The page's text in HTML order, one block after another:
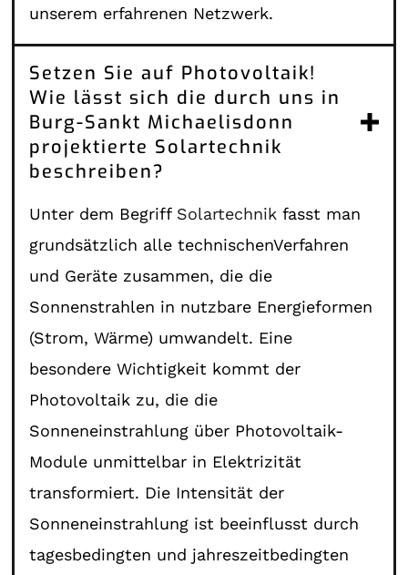
unserem erfahrenen Netzwerk.
Setzen Sie auf Photovoltaik!
Wie lässt sich die durch uns in
Burg-Sankt Michaelisdonn
projektierte Solartechnik
beschreiben?
Unter dem Begriff Solartechnik fasst man
grundsätzlich alle technischenVerfahren
und Geräte zusammen, die die
Sonnenstrahlen in nutzbare Energieformen
(Strom, Wärme) umwandelt. Eine
besondere Wichtigkeit kommt der
Photovoltaik zu, die die
Sonneneinstrahlung über Photovoltaik-
Module unmittelbar in Elektrizität
transformiert. Die Intensität der
Sonneneinstrahlung ist beeinflusst durch
tagesbedingten und jahreszeitbedingten